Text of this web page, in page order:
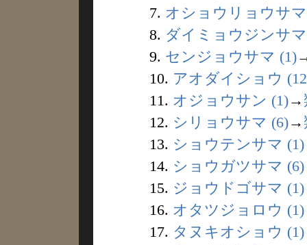
7. オショウリョウサ
8. ダイミョウジンサ
9. センジョウサマ (1)
10. アオダイショウ
11. オジョウサン (1)→
12. シリョウサマ (6)→
13. ショウテンサマ (1)
14. ショウガツサマ (6)
15. ジョウドゴサマ (1)
16. オタツジョロウ (1)
17. タヌキオショウ (1)